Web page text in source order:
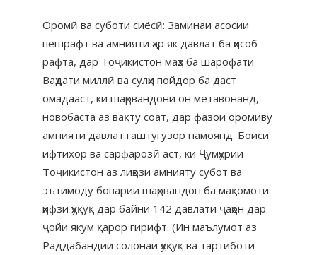
Оромӣ ва суботи сиёсӣ: Заминаи асосии
пешрафт ва амнияти ҳар як давлат ба ҳисоб
рафта, дар Тоҷикистон маҳз ба шарофати
Ваҳдати миллӣ ва сулҳи пойдор ба даст
омадааст, ки шаҳрвандони он метавонанд,
новобаста аз вақту соат, дар фазои оромиву
амнияти давлат гаштугузор намоянд. Боиси
ифтихор ва сарфарозӣ аст, ки Ҷумҳурии
Тоҷикистон аз лиҳози амнияту субот ва
эътимоду боварии шаҳрвандон ба мақомоти
ҳифзи ҳуқуқ дар байни 142 давлати ҷаҳон дар
ҷойи якум қарор гирифт. (Ин маълумот аз
Раддабандии солонаи ҳуқуқ ва тартиботи